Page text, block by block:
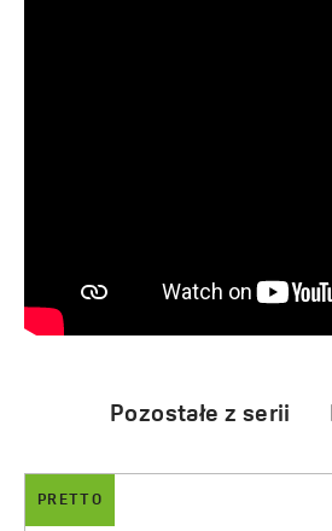
Pozostałe z serii